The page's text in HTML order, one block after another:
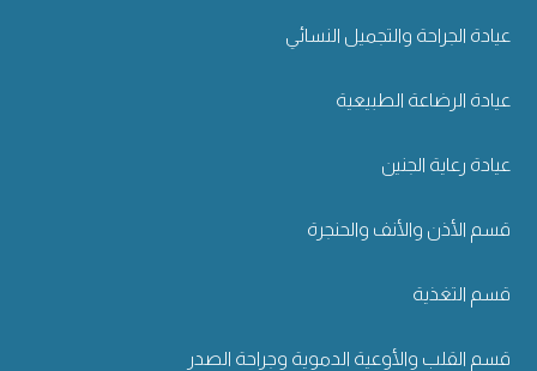
عيادة الجراحة والتجميل النسائي
عيادة الرضاعة الطبيعية
عيادة رعاية الجنين
قسم الأذن والأنف والحنجرة
قسم التغذية
قسم القلب والأوعية الدموية وجراحة الصدر